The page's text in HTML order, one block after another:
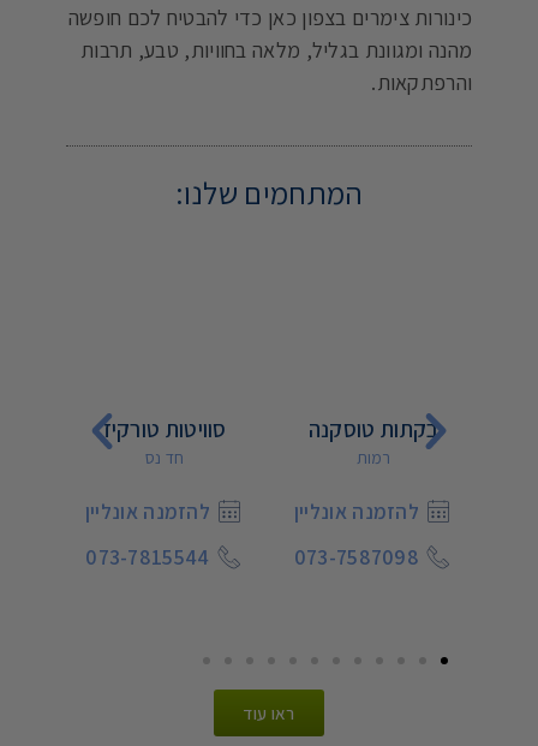
כינורות צימרים בצפון כאן כדי להבטיח לכם חופשה
מהנה ומגוונת בגליל, מלאה בחוויות, טבע, תרבות
והרפתקאות.
המתחמים שלנו:
אונליין
073-
סוויטות טורקיז
להזמנה אונליין
073-7815544
בתי נורית
להזמנה אונליין
073-7788055
ראו עוד